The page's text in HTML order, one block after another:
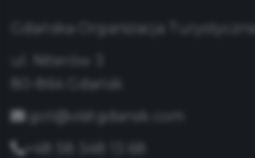
Gdańska Organizacja Turystyczna
80-864 Gdańsk
got@visitgdansk.com
+48 58 348 13 68